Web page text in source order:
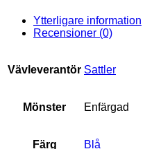
Ytterligare information
Recensioner (0)
Vävleverantör Sattler
Mönster Enfärgad
Färg Blå